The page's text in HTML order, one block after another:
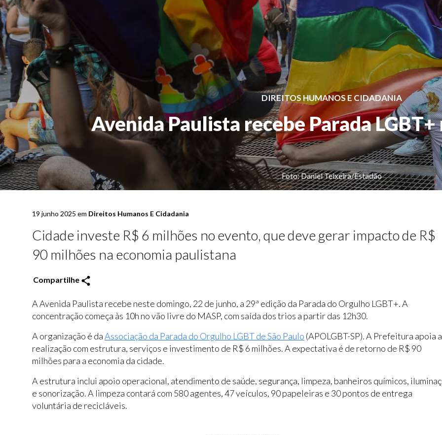
DIREITOS HUMANOS E CIDADANIA
Avenida Paulista recebe Parada
Foto: Daniel Teixeira/Estadão
19 junho 2025 em Direitos Humanos E Cidadania
Cidade investe R$ 6 milhões no evento, que deve gerar impacto de R$
90 milhões na economia paulistana
Compartilhe
A Avenida Paulista recebe neste domingo, 22 de junho, a 29ª edição da Parada do Orgulho LGBT+. A
concentração começa às 10h no vão livre do MASP, com saída dos trios a partir das 12h30.
A organização é daAssociação da Parada do Orgulho LGBT de São Paulo (APOLGBT-SP). A Prefeitura apoia a
realização com estrutura, serviços e investimento de R$ 6 milhões. A expectativa é de retorno de R$ 90
milhões para a economia da cidade.
A estrutura inclui apoio operacional, atendimento de saúde, segurança, limpeza, banheiros químicos,
e sonorização. A limpeza contará com 580 agentes, 47 veículos, 90 papeleiras e 30 pontos de entrega
voluntária de recicláveis.